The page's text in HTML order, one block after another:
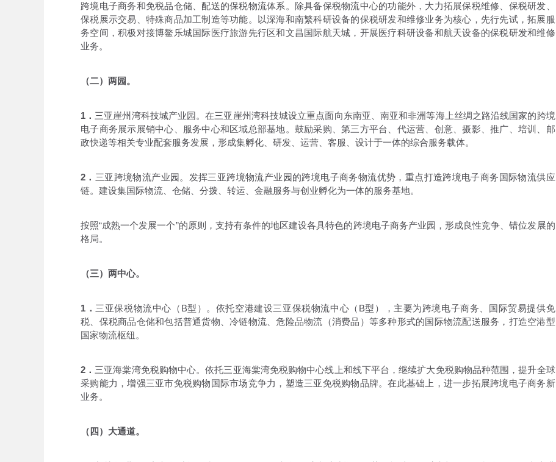
跨境电子商务和免税品仓储、配送的保税物流体系。除具备保税物流中心的功能外，大力拓展保税维修、保税研发、
保税展示交易、特殊商品加工制造等功能。以深海和南繁科研设备的保税研发和维修业务为核心，先行先试，拓展服
务空间，积极对接博鳌乐城国际医疗旅游先行区和文昌国际航天城，开展医疗科研设备和航天设备的保税研发和维修
业务。
（二）两园。
1． 三亚崖州湾科技城产业园。在三亚崖州湾科技城设立重点面向东南亚、南亚和非洲等海上丝绸之路沿线国家的跨境
电子商务展示展销中心、服务中心和区域总部基地。鼓励采购、第三方平台、代运营、创意、摄影、推广、培训、邮
政快递等相关专业配套服务发展，形成集孵化、研发、运营、客服、设计于一体的综合服务载体。
2． 三亚跨境物流产业园。发挥三亚跨境物流产业园的跨境电子商务物流优势，重点打造跨境电子商务国际物流供应
链。建设集国际物流、仓储、分拨、转运、金融服务与创业孵化为一体的服务基地。
按照“成熟一个发展一个”的原则，支持有条件的地区建设各具特色的跨境电子商务产业园，形成良性竞争、错位发展的
格局。
（三）两中心。
1． 三亚保税物流中心（B型）。依托空港建设三亚保税物流中心（B型），主要为跨境电子商务、国际贸易提供免
税、保税商品仓储和包括普通货物、冷链物流、危险品物流（消费品）等多种形式的国际物流配送服务，打造空港型
国家物流枢纽。
2． 三亚海棠湾免税购物中心。依托三亚海棠湾免税购物中心线上和线下平台，继续扩大免税购物品种范围，提升全球
采购能力，增强三亚市免税购物国际市场竞争力，塑造三亚免税购物品牌。在此基础上，进一步拓展跨境电子商务新
业务。
（四）大通道。